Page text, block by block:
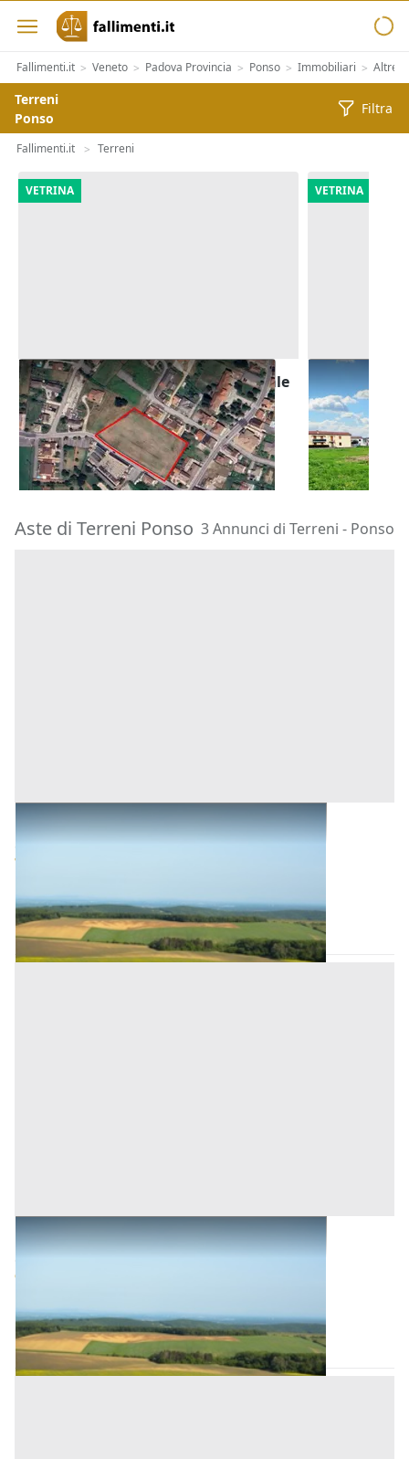
Fallimenti.it > Veneto > Padova Provincia > Ponso > Immobiliari > Altre
Terreni
Ponso
Filtra
Fallimenti.it > Terreni
VETRINA
Asta Terreno edificabile residenziale
di 8.250 mq
Piacenza d'Adige (Padova)
16.712 €
08/10/2026
VETRINA
Asta
di 5.900 mq
Castegnero
85.000 €
16/11/2026
Aste di Terreni Ponso 3 Annunci di Terreni - Ponso
Abitazione di Tipo Civile all'asta a Padova
79.800 €
Codice asta:AJ7105746
Asta chiusa
Terreni all'asta a Padova
9.500 €
Codice asta:AB3189077
Asta chiusa